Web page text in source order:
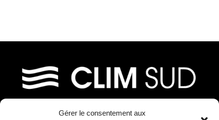
Gérer le consentement aux
39, chemin de Fournolis